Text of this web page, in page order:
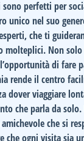
perfetti per
unico nel suo
che ti
molteplici. Non
di fare
rende il centro
dover viaggiare
che parla da
che si
ogni visita sia